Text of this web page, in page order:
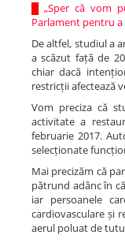
„Sper că vom
Parlament pentru
De altfel, studiul a
a scăzut față de
chiar dacă
restricții afectează
Vom preciza că
activitate a
februarie 2017.
selecționate
Mai precizăm că
pătrund adânc în
iar persoanele
cardiovasculare și
aerul poluat de